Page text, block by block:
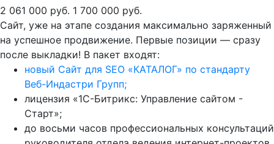
2 061 000 руб. 1 700 000 руб.
Сайт, уже на этапе создания максимально заряженный
на успешное продвижение. Первые позиции — сразу
после выкладки! В пакет входят:
новый Сайт для SEO «КАТАЛОГ» по стандарту
Веб-Индастри Групп;
лицензия «1С-Битрикс: Управление сайтом -
Старт»;
до восьми часов профессиональных консультаций